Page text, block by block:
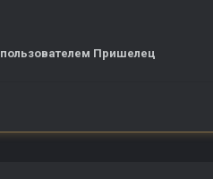
пользователем Пришелец